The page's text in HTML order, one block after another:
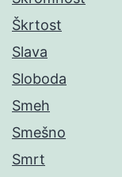
Škrtost
Slava
Sloboda
Smeh
Smešno
Smrt